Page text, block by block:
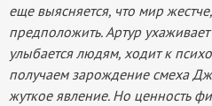
еще выясняется, что мир
предположить. Артур
улыбается людям, ходит к
получаем зарождение смеха
жуткое явление. Но ценность